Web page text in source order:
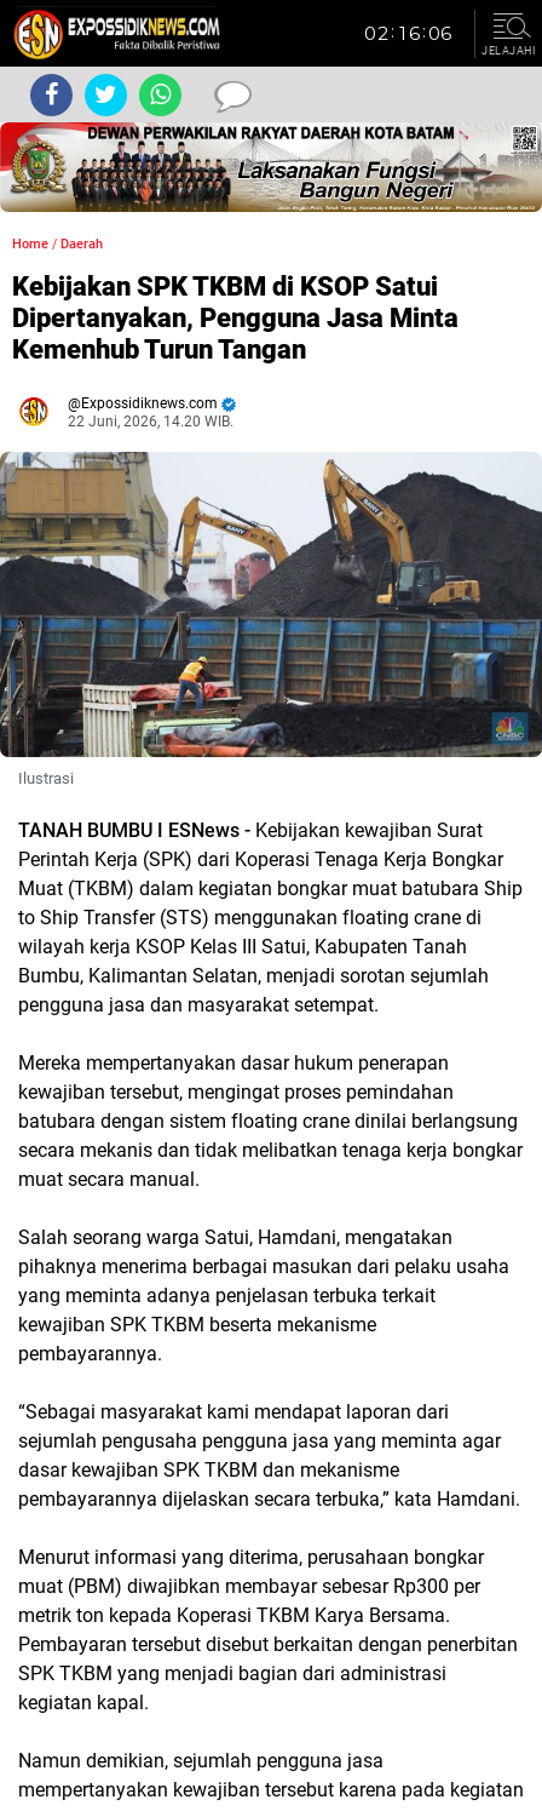
JELAJAHI
Home / Daerah
Kebijakan SPK TKBM di KSOP Satui
Dipertanyakan, Pengguna Jasa Minta
Kemenhub Turun Tangan
Expossidiknews.com
22 Juni, 2026, 14.20 WIB.
Ilustrasi
TANAH BUMBU I ESNews - Kebijakan kewajiban Surat
Perintah Kerja (SPK) dari Koperasi Tenaga Kerja Bongkar
Muat (TKBM) dalam kegiatan bongkar muat batubara Ship
to Ship Transfer (STS) menggunakan floating crane di
wilayah kerja KSOP Kelas III Satui, Kabupaten Tanah
Bumbu, Kalimantan Selatan, menjadi sorotan sejumlah
pengguna jasa dan masyarakat setempat.
Mereka mempertanyakan dasar hukum penerapan
kewajiban tersebut, mengingat proses pemindahan
batubara dengan sistem floating crane dinilai berlangsung
secara mekanis dan tidak melibatkan tenaga kerja bongkar
muat secara manual.
Salah seorang warga Satui, Hamdani, mengatakan
pihaknya menerima berbagai masukan dari pelaku usaha
yang meminta adanya penjelasan terbuka terkait
kewajiban SPK TKBM beserta mekanisme
pembayarannya.
“Sebagai masyarakat kami mendapat laporan dari
sejumlah pengusaha pengguna jasa yang meminta agar
dasar kewajiban SPK TKBM dan mekanisme
pembayarannya dijelaskan secara terbuka,” kata Hamdani.
Menurut informasi yang diterima, perusahaan bongkar
muat (PBM) diwajibkan membayar sebesar Rp300 per
metrik ton kepada Koperasi TKBM Karya Bersama.
Pembayaran tersebut disebut berkaitan dengan penerbitan
SPK TKBM yang menjadi bagian dari administrasi
kegiatan kapal.
Namun demikian, sejumlah pengguna jasa
mempertanyakan kewajiban tersebut karena pada kegiatan